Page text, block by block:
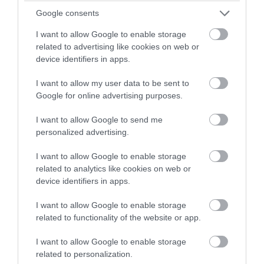
Google consents
I want to allow Google to enable storage
related to advertising like cookies on web or
device identifiers in apps.
I want to allow my user data to be sent to
Google for online advertising purposes.
I want to allow Google to send me
personalized advertising.
I want to allow Google to enable storage
related to analytics like cookies on web or
device identifiers in apps.
I want to allow Google to enable storage
related to functionality of the website or app.
I want to allow Google to enable storage
related to personalization.
Ωστόσο, ούτε η τελευταία αυτή ρύθμιση
ευρίσκει νομοθετικό έρεισμα, δοθέντος ότι οι
διατάξεις των άρθρων 14 και 33 του ν.
4387/2016 περί αναπροσαρμογής των
συντάξεων και διατήρησης της καταβολής του
διαφοράς, τις οποίες επικαλείται σχετικώς η
προσβαλλόμενη πράξη, δεν αφορούν σε
διατήρηση καταβολής εσφαλμένως
χορηγηθεισών συντάξεων και απεικόνιση του
προσωπικής διαφοράς, όπως εν προκειμένω. Ως
εκ του κανονιστικού της χαρακτήρα, η
προσβαλλόμενη πράξη ήταν δημοσιευτέα στην
ΕτΚ, δοθέντος δε ότι δεν έχει δημοσιευθεί στην
ΕτΚ, αλλά έχει αναρτηθεί μόνο στον ιστότοπο
«ΔΙΑΥΓΕΙΑ» (ΑΔΑ: Ω0ΑΦ46ΜΤΛΚ-
Ε7Ν/30.12.2021), είναι ανυπόστατη. Για τον
λόγο δε αυτόν, ο οποίος εξετάζεται και